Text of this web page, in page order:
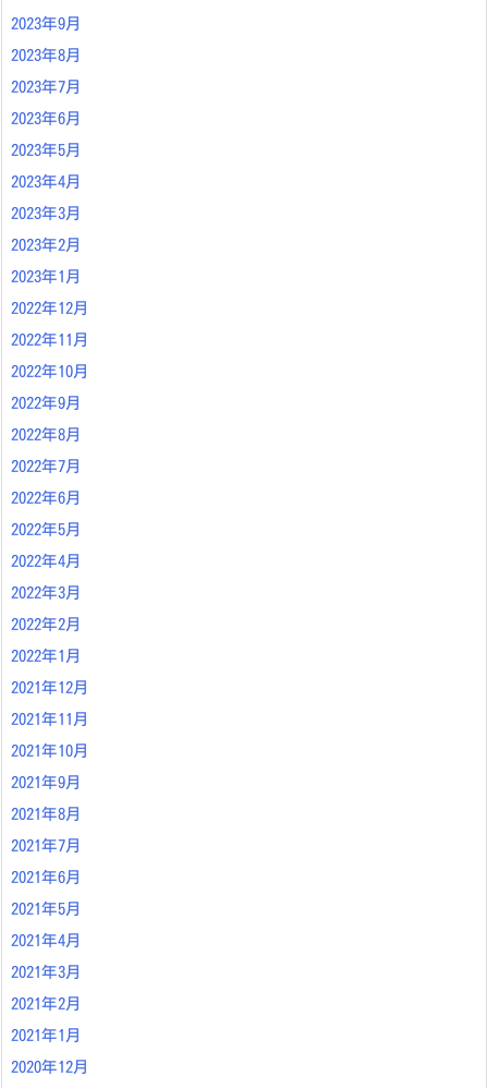
2023年9月
2023年8月
2023年7月
2023年6月
2023年5月
2023年4月
2023年3月
2023年2月
2023年1月
2022年12月
2022年11月
2022年10月
2022年9月
2022年8月
2022年7月
2022年6月
2022年5月
2022年4月
2022年3月
2022年2月
2022年1月
2021年12月
2021年11月
2021年10月
2021年9月
2021年8月
2021年7月
2021年6月
2021年5月
2021年4月
2021年3月
2021年2月
2021年1月
2020年12月